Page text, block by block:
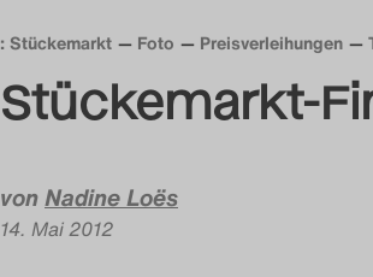
: Stückemarkt Foto Preisverleihungen
Stückemarkt-
vonNadine Loës
14. Mai 2012